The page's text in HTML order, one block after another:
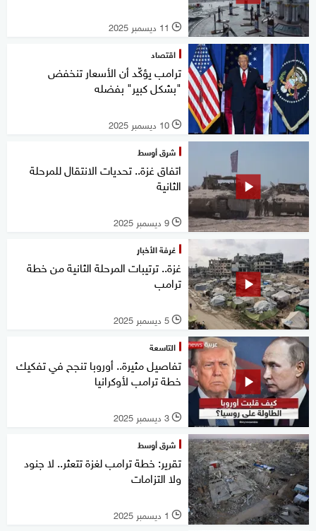
l 11 ديسمبر 2025
اقتصاد
ترامب يؤكّد أن الأسعار تنخفض
"بشكل كبير" بفضله
l 10 ديسمبر 2025
شرق أوسط
اتفاق غزة.. تحديات الانتقال للمرحلة
الثانية
l 9 ديسمبر 2025
غرفة الأخبار
غزة.. ترتيبات المرحلة الثانية من خطة
ترامب
l 5 ديسمبر 2025
التاسعة
تفاصيل مثيرة.. أوروبا تنجح في تفكيك
خطة ترامب لأوكرانيا
l 3 ديسمبر 2025
شرق أوسط
تقرير: خطة ترامب لغزة تتعثر.. لا جنود
ولا التزامات
l 1 ديسمبر 2025